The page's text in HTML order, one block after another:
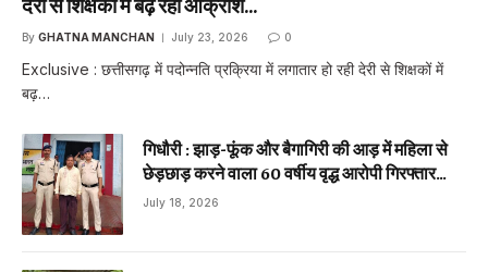
By GHATNA MANCHAN July 23, 2026 0
Exclusive : छत्तीसगढ़ में पदोन्नति प्रक्रिया में लगातार हो रही देरी से शिक्षकों में
बढ़…
गिधौरी : झाड़-फूंक और बैगागिरी की आड़ में महिला से
छेड़छाड़ करने वाला 60 वर्षीय वृद्ध आरोपी गिरफ्तार…
July 18, 2026